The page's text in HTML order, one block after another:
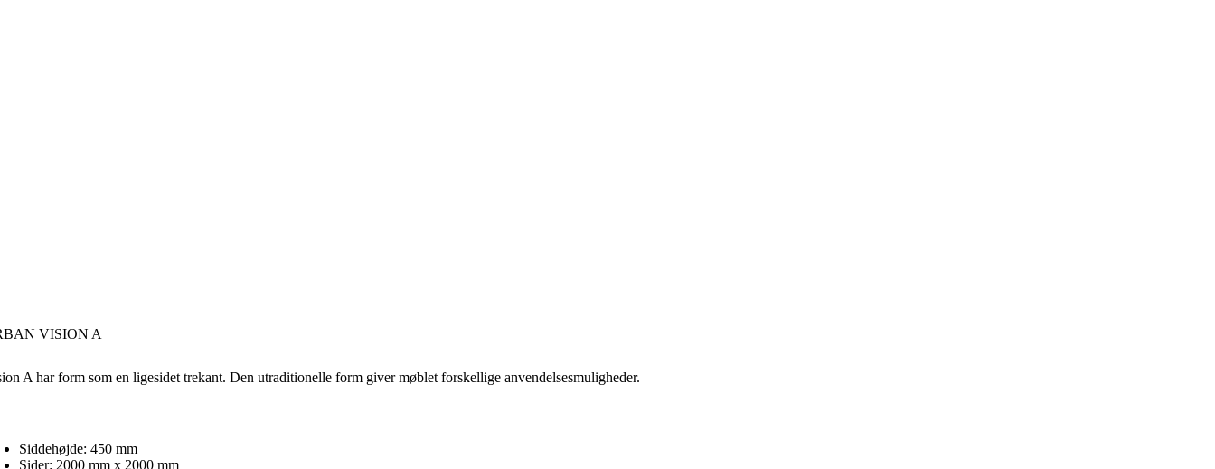
VISION A
A har form som en ligesidet trekant. Den utraditionelle form giver møblet forskellige anvendelsesmuligheder.
Siddehøjde: 450 mm
Sider: 2000 mm x 2000 mm